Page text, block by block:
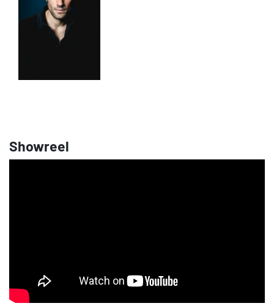
Showreel